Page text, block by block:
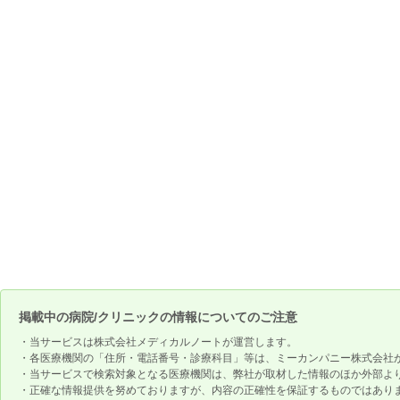
掲載中の病院/クリニックの情報についてのご注意
・当サービスは株式会社メディカルノートが運営します。
・各医療機関の「住所・電話番号・診療科目」等は、ミーカンパニー株式会
・当サービスで検索対象となる医療機関は、弊社が取材した情報のほか外部
・正確な情報提供を努めておりますが、内容の正確性を保証するものではあり